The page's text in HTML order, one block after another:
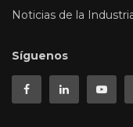
Noticias de la
Síguenos